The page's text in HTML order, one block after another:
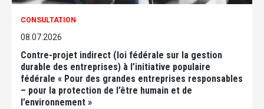
CONSULTATION
08.07.2026
Contre-projet indirect (loi fédérale sur la gestion
durable des entreprises) à l’initiative populaire
fédérale « Pour des grandes entreprises responsables
– pour la protection de l’être humain et de
l’environnement »